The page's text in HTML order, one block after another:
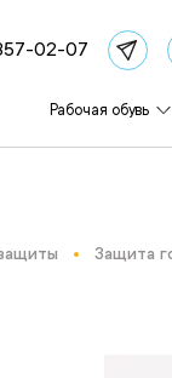
02-07
Рабочая обувь
Защита